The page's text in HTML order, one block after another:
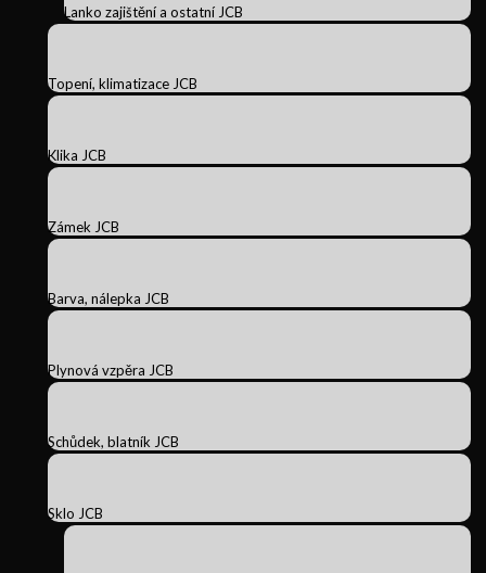
Lanko zajištění a ostatní JCB
Topení, klimatizace JCB
Klika JCB
Zámek JCB
Barva, nálepka JCB
Plynová vzpěra JCB
Schůdek, blatník JCB
Sklo JCB